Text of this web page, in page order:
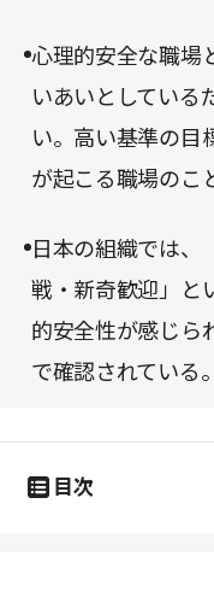
心理的安全な職場
いあいとしている
い。高い基準の目
が起こる職場のこ
日本の組織では、
戦・新奇歓迎」と
的安全性が感じら
で確認されている。
目次